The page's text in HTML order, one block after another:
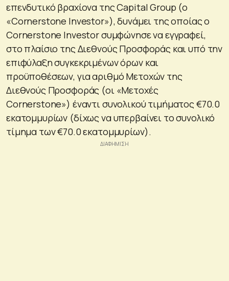
επενδυτικό βραχίονα της Capital Group (ο
«Cornerstone Investor»), δυνάμει της οποίας ο
Cornerstone Investor συμφώνησε να εγγραφεί,
στο πλαίσιο της Διεθνούς Προσφοράς και υπό την
επιφύλαξη συγκεκριμένων όρων και
προϋποθέσεων, για αριθμό Μετοχών της
Διεθνούς Προσφοράς (οι «Μετοχές
Cornerstone») έναντι συνολικού τιμήματος €70.0
εκατομμυρίων (δίχως να υπερβαίνει το συνολικό
τίμημα των €70.0 εκατομμυρίων).